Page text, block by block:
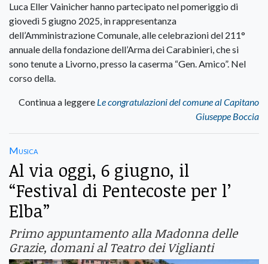
Luca Eller Vainicher hanno partecipato nel pomeriggio di
giovedì 5 giugno 2025, in rappresentanza
dell’Amministrazione Comunale, alle celebrazioni del 211°
annuale della fondazione dell’Arma dei Carabinieri, che si
sono tenute a Livorno, presso la caserma “Gen. Amico”. Nel
corso della.
Continua a leggere Le congratulazioni del comune al Capitano
Giuseppe Boccia
Musica
Al via oggi, 6 giugno, il
“Festival di Pentecoste per l’
Elba”
Primo appuntamento alla Madonna delle
Grazie, domani al Teatro dei Viglianti